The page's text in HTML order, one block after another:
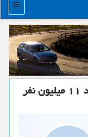
منو
تعداد بیكاران آمریكایی به حدود ۱۱ میلیون نفر